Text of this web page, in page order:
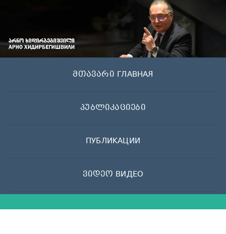
მთავარი ГЛАВНАЯ
პუბლიკაციები
ПУБЛИКАЦИИ
ვიდეო ВИДЕО